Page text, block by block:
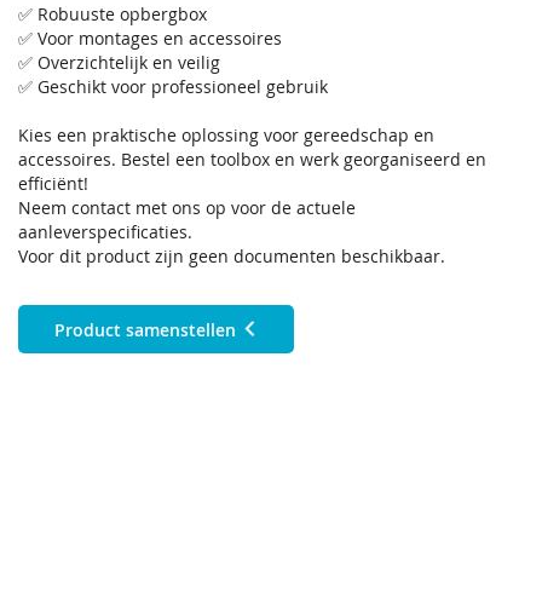
✅ Robuuste opbergbox
✅ Voor montages en accessoires
✅ Overzichtelijk en veilig
✅ Geschikt voor professioneel gebruik
Kies een praktische oplossing voor gereedschap en
accessoires. Bestel een toolbox en werk georganiseerd en
efficiënt!
Neem contact met ons op voor de actuele
aanleverspecificaties.
Voor dit product zijn geen documenten beschikbaar.
Product samenstellen